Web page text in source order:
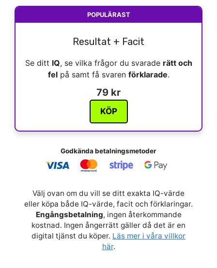
POPULÄRAST
Resultat + Facit
Se ditt IQ, se vilka frågor du svarade rätt och
felpå samt få svaren förklarade.
79 kr
KÖP
Godkända betalningsmetoder
Välj ovan om du vill se ditt exakta IQ-värde
eller köpa både IQ-värde, facit och förklaringar.
Engångsbetalning, ingen återkommande
kostnad. Ingen ångerrätt gäller då det är en
digital tjänst du köper. Läs mer i våra villkor
här.